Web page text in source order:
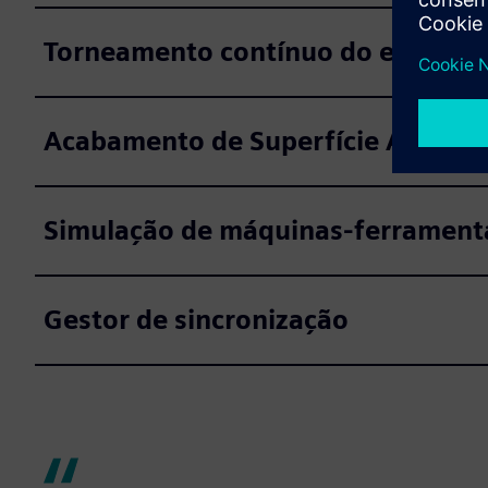
Torneamento contínuo do eixo B
Acabamento de Superfície
Simulação de máquinas-
Gestor de sincronização